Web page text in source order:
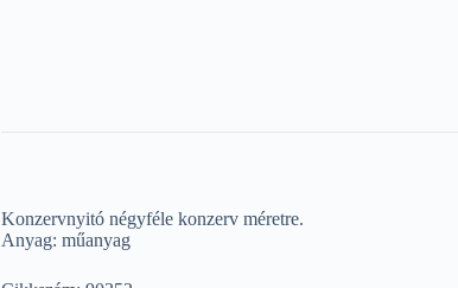
Konzervnyitó négyféle konzerv méretre.
Anyag: műanyag